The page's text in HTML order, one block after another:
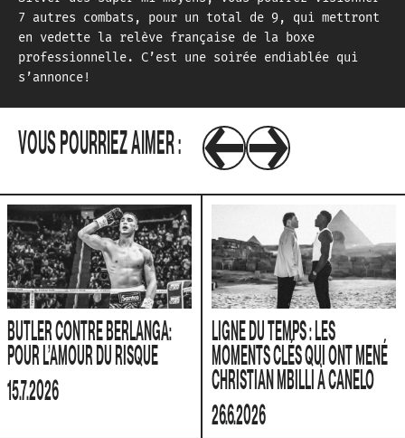
7 autres combats, pour un total de 9, qui mettront
en vedette la relève française de la boxe
professionnelle. C’est une soirée endiablée qui
s’annonce!
VOUS POURRIEZ AIMER :
BUTLER CONTRE BERLANGA:
POUR L’AMOUR DU RISQUE
15.7.2026
LIGNE DU TEMPS : LES
MOMENTS CLÉS QUI ONT MENÉ
CHRISTIAN MBILLI À CANELO
26.6.2026